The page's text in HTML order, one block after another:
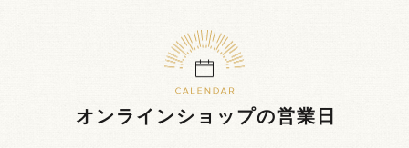
オンラインショップの営業日